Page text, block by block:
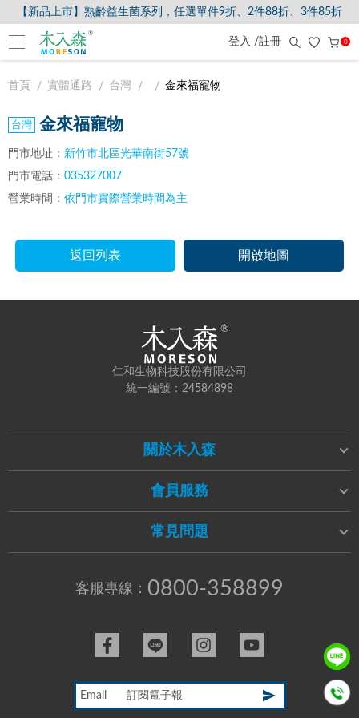
【新品上市】熟齡益生菌系列，任選單件9折、2件88折、3件85折
登入 /註冊 0
首頁 實體通路 台灣 金來福寵物
金來福寵物
門市地址： 新竹市北區光華南街57號
門市電話： 035327007
營業時間： 依門市實際營業時間為主
返回列表 開啟地圖
仁和生物科技股份有限公司
統一編號：24584898
關於木入森
會員服務
常見問題
客服專線： 0800-358899
Email